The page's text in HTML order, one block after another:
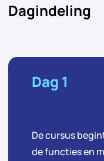
Dagindeling
Dag 1
De cursus
de functies en